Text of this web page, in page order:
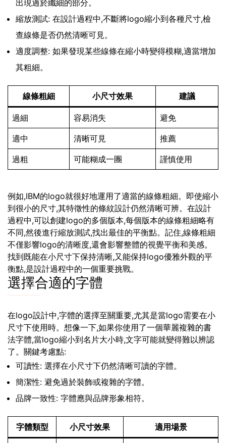
出現過於纖細的部分。
縮放測試: 在設計過程中,不斷將logo縮小到各種尺寸,檢
查線條是否仍然清晰可見。
適度調整: 如果發現某些線條在縮小時變得模糊,適當增加
其粗細。
線條粗細 小尺寸效果 建議
過細 容易消失 避免
適中 清晰可見 推薦
過粗 可能糊成一團 謹慎使用
例如,IBM的logo就很好地運用了適當的線條粗細。即使縮小
到很小的尺寸,其特徵性的條紋設計仍然清晰可辨。在設計
過程中,可以創建logo的多個版本,每個版本的線條粗細略有
不同,然後進行縮放測試,找出最佳的平衡點。記住,線條粗細
不僅影響logo的清晰度,還會影響整體的視覺平衡和美感。
找到既能在小尺寸下保持清晰,又能保持logo優雅外觀的平
衡點,是設計過程中的一個重要挑戰。
選擇合適的字體
在logo設計中,字體的選擇至關重要,尤其是當logo需要在小
尺寸下使用時。想像一下,如果你使用了一個華麗複雜的書
法字體,當logo縮小到名片大小時,文字可能就變得難以辨認
了。關鍵考慮點:
可讀性: 選擇在小尺寸下仍然清晰可讀的字體。
簡潔性: 避免過於裝飾或複雜的字體。
品牌一致性: 字體應與品牌形象相符。
字體類型 小尺寸效果 適用場景